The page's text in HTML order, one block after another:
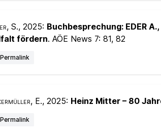
S., 2025: Buchbesprechung: EDER
fördern. AÖE News 7: 81, 82
Permalink
E., 2025: Heinz Mitter – 80
Permalink